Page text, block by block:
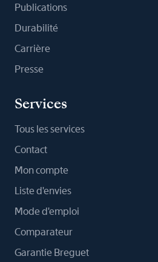
Publications
Durabilité
Carrière
Presse
Services
Tous les services
Contact
Mon compte
Liste d'envies
Mode d'emploi
Comparateur
Garantie Breguet